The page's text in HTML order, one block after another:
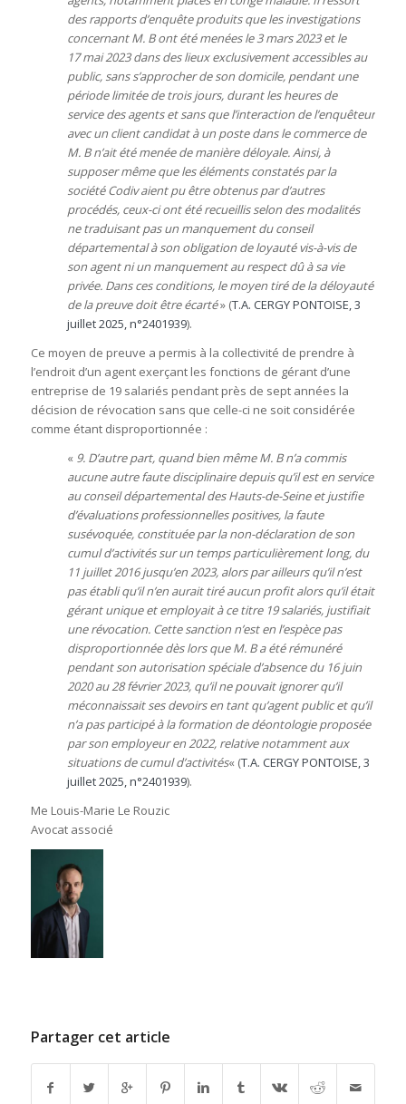
des rapports d’enquête produits que les investigations
concernant M. B ont été menées le 3 mars 2023 et le
17 mai 2023 dans des lieux exclusivement accessibles au
public, sans s’approcher de son domicile, pendant une
période limitée de trois jours, durant les heures de
service des agents et sans que l’interaction de l’enquêteur
avec un client candidat à un poste dans le commerce de
M. B n’ait été menée de manière déloyale. Ainsi, à
supposer même que les éléments constatés par la
société Codiv aient pu être obtenus par d’autres
procédés, ceux-ci ont été recueillis selon des modalités
ne traduisant pas un manquement du conseil
départemental à son obligation de loyauté vis-à-vis de
son agent ni un manquement au respect dû à sa vie
privée. Dans ces conditions, le moyen tiré de la déloyauté
de la preuve doit être écarté» (T.A. CERGY PONTOISE, 3
juillet 2025, n°2401939).
Ce moyen de preuve a permis à la collectivité de prendre à
l’endroit d’un agent exerçant les fonctions de gérant d’une
entreprise de 19 salariés pendant près de sept années la
décision de révocation sans que celle-ci ne soit considérée
comme étant disproportionnée :
« 9. D’autre part, quand bien même M. B n’a commis
aucune autre faute disciplinaire depuis qu’il est en service
au conseil départemental des Hauts-de-Seine et justifie
d’évaluations professionnelles positives, la faute
susévoquée, constituée par la non-déclaration de son
cumul d’activités sur un temps particulièrement long, du
11 juillet 2016 jusqu’en 2023, alors par ailleurs qu’il n’est
pas établi qu’il n’en aurait tiré aucun profit alors qu’il était
gérant unique et employait à ce titre 19 salariés, justifiait
une révocation. Cette sanction n’est en l’espèce pas
disproportionnée dès lors que M. B a été rémunéré
pendant son autorisation spéciale d’absence du 16 juin
2020 au 28 février 2023, qu’il ne pouvait ignorer qu’il
méconnaissait ses devoirs en tant qu’agent public et qu’il
n’a pas participé à la formation de déontologie proposée
par son employeur en 2022, relative notamment aux
situations de cumul d’activités« (T.A. CERGY PONTOISE, 3
juillet 2025, n°2401939).
Me Louis-Marie Le Rouzic
Avocat associé
Partager cet article